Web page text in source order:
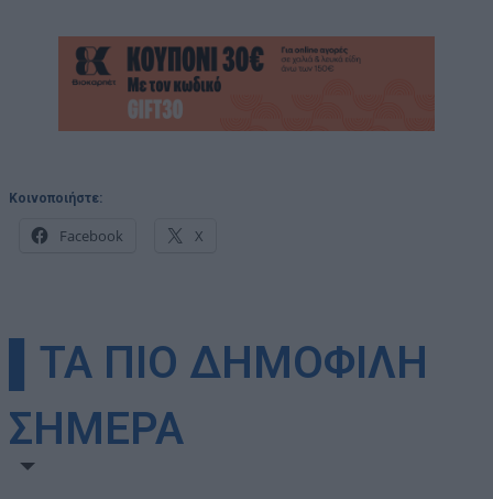
Κοινοποιήστε:
Facebook X
▌ΤΑ ΠΙΟ ΔΗΜΟΦΙΛΗ
ΣΗΜΕΡΑ